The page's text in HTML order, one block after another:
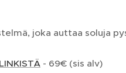
joka auttaa soluja
- 69€ (sis alv)